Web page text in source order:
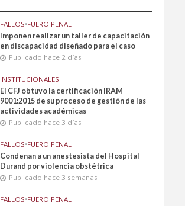
FALLOS•FUERO PENAL
Imponen realizar un taller de capacitación
en discapacidad diseñado para el caso
Publicado hace 2 días
INSTITUCIONALES
El CFJ obtuvo la certificación IRAM
9001:2015 de su proceso de gestión de las
actividades académicas
Publicado hace 3 días
FALLOS•FUERO PENAL
Condenan a un anestesista del Hospital
Durand por violencia obstétrica
Publicado hace 3 semanas
FALLOS•FUERO PENAL